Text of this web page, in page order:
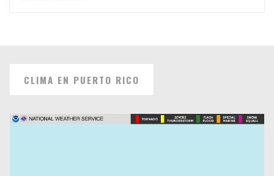
CLIMA EN PUERTO RICO